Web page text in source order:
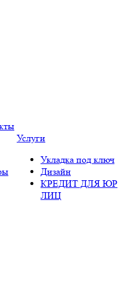
Услуги
Укладка под ключ
Дизайн
КРЕДИТ ДЛЯ ЮР
ЛИЦ